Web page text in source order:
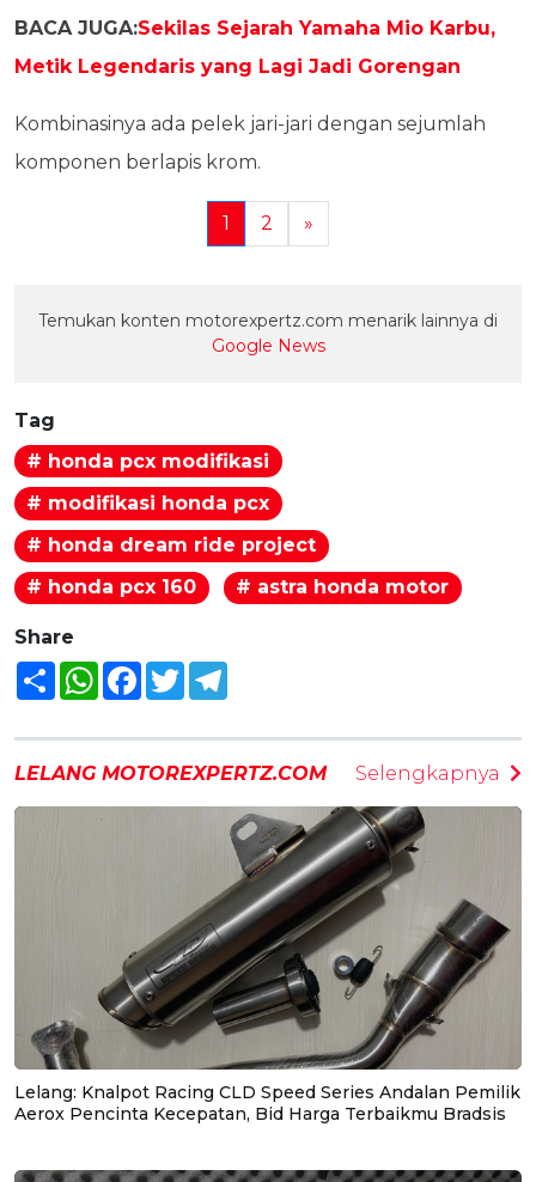
BACA JUGA:Sekilas Sejarah Yamaha Mio Karbu,
Metik Legendaris yang Lagi Jadi Gorengan
Kombinasinya ada pelek jari-jari dengan sejumlah
komponen berlapis krom.
1 2 »
Temukan konten motorexpertz.com menarik lainnya di
Google News
Tag
# honda pcx modifikasi
# modifikasi honda pcx
# honda dream ride project
# honda pcx 160
# astra honda motor
Share
Share WhatsAppFacebook
Twitter
LELANG MOTOREXPERTZ.COM Selengkapnya
Lelang: Knalpot Racing CLD Speed Series Andalan Pemilik
Aerox Pencinta Kecepatan, Bid Harga Terbaikmu Bradsis